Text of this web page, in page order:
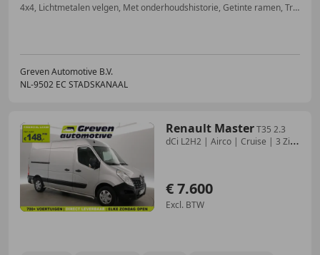
4x4, Lichtmetalen velgen, Met onderhoudshistorie, Getinte ramen, Trekhaak, Airbag passagier, Spoiler, Airconditioning
Greven Automotive B.V.
NL-9502 EC STADSKANAAL
Renault MasterT35 2.3
dCi L2H2 | Airco | Cruise | 3 Zits
€ 7.600
Excl. BTW